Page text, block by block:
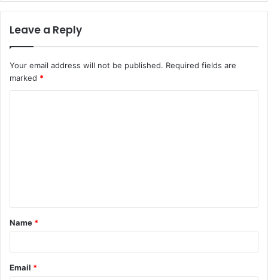
Leave a Reply
Your email address will not be published. Required fields are
marked *
t
*
Name *
Email *